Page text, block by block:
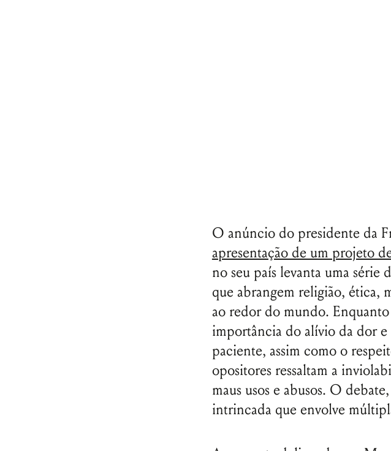
O anúncio do presidente da
apresentação de um projeto
no seu país levanta uma série
que abrangem religião, ética,
ao redor do mundo.
importância do alívio da dor
paciente, assim como o
opositores ressaltam a
maus usos e abusos. O
intrincada que envolve